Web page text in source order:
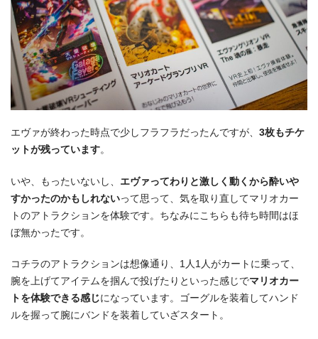
エヴァが終わった時点で少しフラフラだったんですが、 3枚もチケ
ットが残っています。
いや、もったいないし、 エヴァってわりと激しく動くから酔いや
すかったのかもしれないって思って、気を取り直してマリオカー
トのアトラクションを体験です。ちなみにこちらも待ち時間はほ
ぼ無かったです。
コチラのアトラクションは想像通り、1人1人がカートに乗って、
腕を上げてアイテムを掴んで投げたりといった感じでマリオカー
トを体験できる感じになっています。ゴーグルを装着してハンド
ルを握って腕にバンドを装着していざスタート。